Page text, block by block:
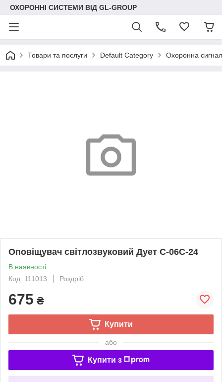
ОХОРОННІ СИСТЕМИ ВІД GL-GROUP
Товари та послуги Default Category Охоронна
Оповіщувач світлозвуковий Дует С-06С-24
В наявності
Код: 111013
Роздріб
675 ₴
Купити
або
Купити з